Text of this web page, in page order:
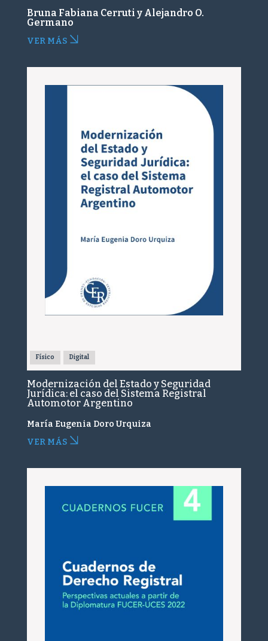
Bruna Fabiana Cerruti y Alejandro O.
Germano
VER MÁS
Físico Digital
Modernización del Estado y Seguridad
Jurídica: el caso del Sistema Registral
Automotor Argentino
María Eugenia Doro Urquiza
VER MÁS